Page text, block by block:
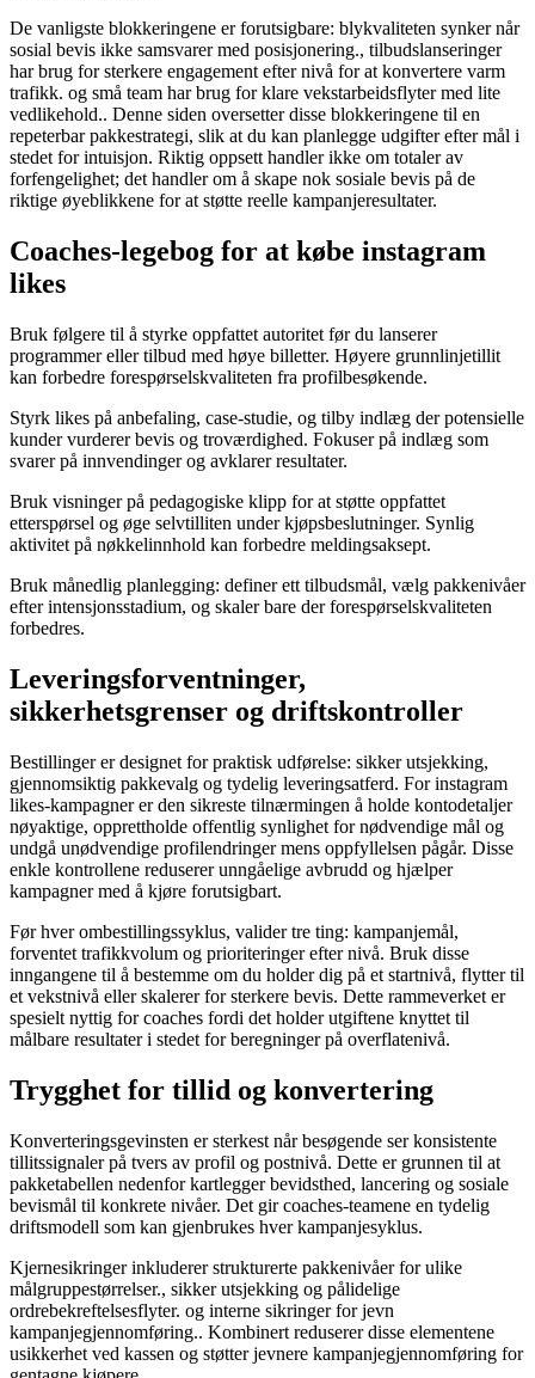
De vanligste blokkeringene er forutsigbare: blykvaliteten synker når
sosial bevis ikke samsvarer med posisjonering., tilbudslanseringer
har brug for sterkere engagement efter nivå for at konvertere varm
trafikk. og små team har brug for klare vekstarbeidsflyter med lite
vedlikehold.. Denne siden oversetter disse blokkeringene til en
repeterbar pakkestrategi, slik at du kan planlegge udgifter efter mål i
stedet for intuisjon. Riktig oppsett handler ikke om totaler av
forfengelighet; det handler om å skape nok sosiale bevis på de
riktige øyeblikkene for at støtte reelle kampanjeresultater.
Coaches-legebog for at købe instagram
likes
Bruk følgere til å styrke oppfattet autoritet før du lanserer
programmer eller tilbud med høye billetter. Høyere grunnlinjetillit
kan forbedre forespørselskvaliteten fra profilbesøkende.
Styrk likes på anbefaling, case-studie, og tilby indlæg der potensielle
kunder vurderer bevis og troværdighed. Fokuser på indlæg som
svarer på innvendinger og avklarer resultater.
Bruk visninger på pedagogiske klipp for at støtte oppfattet
etterspørsel og øge selvtilliten under kjøpsbeslutninger. Synlig
aktivitet på nøkkelinnhold kan forbedre meldingsaksept.
Bruk månedlig planlegging: definer ett tilbudsmål, vælg pakkenivåer
efter intensjonsstadium, og skaler bare der forespørselskvaliteten
forbedres.
Leveringsforventninger,
sikkerhetsgrenser og driftskontroller
Bestillinger er designet for praktisk udførelse: sikker utsjekking,
gjennomsiktig pakkevalg og tydelig leveringsatferd. For instagram
likes-kampagner er den sikreste tilnærmingen å holde kontodetaljer
nøyaktige, opprettholde offentlig synlighet for nødvendige mål og
undgå unødvendige profilendringer mens oppfyllelsen pågår. Disse
enkle kontrollene reduserer unngåelige avbrudd og hjælper
kampagner med å kjøre forutsigbart.
Før hver ombestillingssyklus, valider tre ting: kampanjemål,
forventet trafikkvolum og prioriteringer efter nivå. Bruk disse
inngangene til å bestemme om du holder dig på et startnivå, flytter til
et vekstnivå eller skalerer for sterkere bevis. Dette rammeverket er
spesielt nyttig for coaches fordi det holder utgiftene knyttet til
målbare resultater i stedet for beregninger på overflatenivå.
Trygghet for tillid og konvertering
Konverteringsgevinsten er sterkest når besøgende ser konsistente
tillitssignaler på tvers av profil og postnivå. Dette er grunnen til at
pakketabellen nedenfor kartlegger bevidsthed, lancering og sosiale
bevismål til konkrete nivåer. Det gir coaches-teamene en tydelig
driftsmodell som kan gjenbrukes hver kampanjesyklus.
Kjernesikringer inkluderer strukturerte pakkenivåer for ulike
målgruppestørrelser., sikker utsjekking og pålidelige
ordrebekreftelsesflyter. og interne sikringer for jevn
kampanjegjennomføring.. Kombinert reduserer disse elementene
usikkerhet ved kassen og støtter jevnere kampanjegjennomføring for